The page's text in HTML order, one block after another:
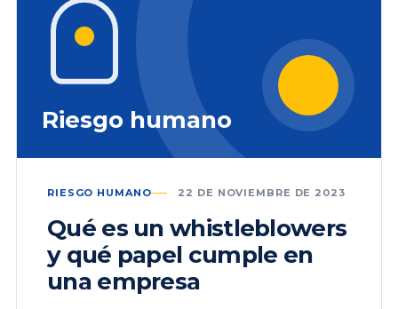
Riesgo humano
RIESGO HUMANO 22 DE NOVIEMBRE DE 2023
Qué es un whistleblowers
y qué papel cumple en
una empresa